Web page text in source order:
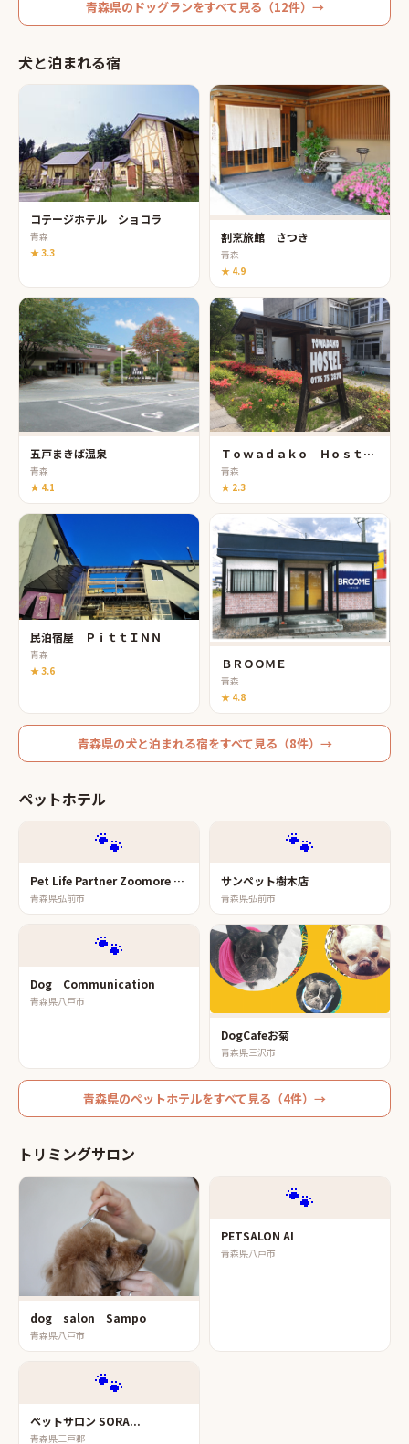
青森県の ドッグランをすべて見る（12件）→
犬と泊まれる宿
コテージホテル ショコラ
青森
★3.3
割烹旅館 さつき
青森
★ 4.9
五戸まきば温泉
青森
★ 4.1
Ｔｏｗａｄａｋｏ Ｈｏｓｔｅｌ
青森
★ 2.3
民泊宿屋 ＰｉｔｔＩＮＮ
青森
★3.6
ＢＲＯＯＭＥ
青森
★ 4.8
青森県の犬と泊まれる宿をすべて見る（8件）→
ペットホテル
🐾
Pet Life Partner Zoomore 弘前店
青森県弘前市
🐾
サンペット樹木店
青森県弘前市
🐾
Dog Communication
青森県八戸市
DogCafeお菊
青森県三沢市
青森県のペットホテルをすべて見る（4件）→
トリミングサロン
dog salon Sampo
青森県八戸市
🐾
PETSALON AI
青森県八戸市
🐾
ペットサロン SORA...
青森県三戸郡